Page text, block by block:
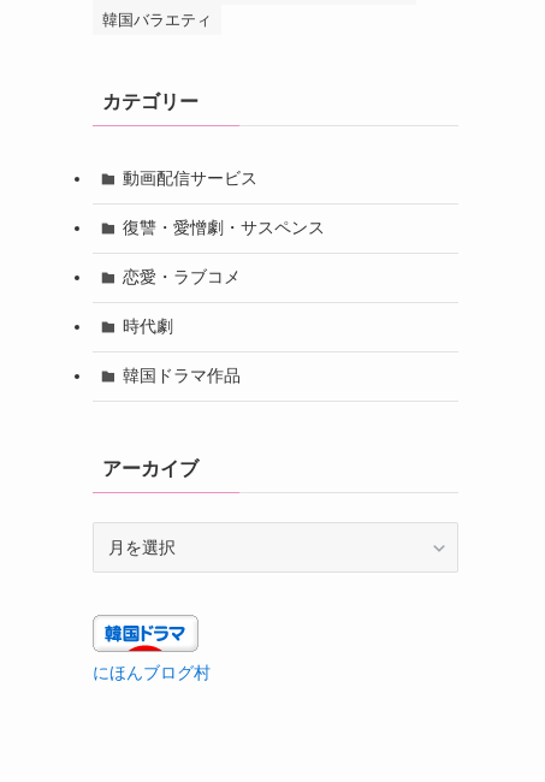
韓国バラエティ
カテゴリー
動画配信サービス
復讐・愛憎劇・サスペンス
恋愛・ラブコメ
時代劇
韓国ドラマ作品
アーカイブ
イ
ブ
にほんブログ村